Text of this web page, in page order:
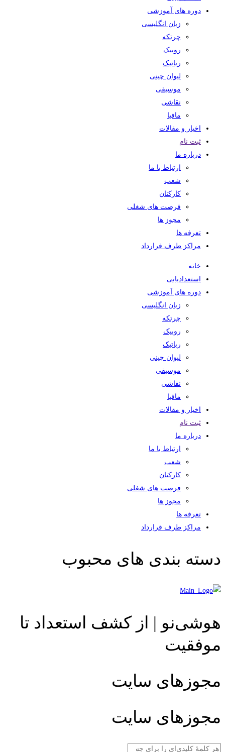
دوره های آموزشی
زبان انگلیسی
چرتکه
روبیک
رباتیک
لیوان چینی
موسیقی
نقاشی
مافیا
اخبار و مقالات
ثبت نام
درباره ما
ارتباط با ما
شعب
کارکنان
فرصت های شغلی
مجوز ها
تعرفه ها
مراکز طرف قرارداد
خانه
استعدادیابی
دوره های آموزشی
زبان انگلیسی
چرتکه
روبیک
رباتیک
لیوان چینی
موسیقی
نقاشی
مافیا
اخبار و مقالات
ثبت نام
درباره ما
ارتباط با ما
شعب
کارکنان
فرصت های شغلی
مجوز ها
تعرفه ها
مراکز طرف قرارداد
دسته بندی های محبوب
هوشی‌نو | از کشف استعداد تا
موفقیت
مجوزهای سایت
مجوزهای سایت